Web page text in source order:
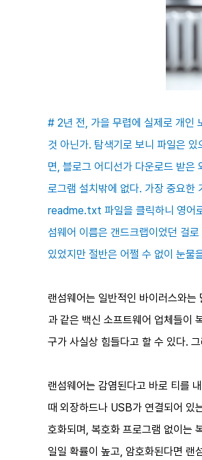
# 2년 전, 가을 무렵에 실제로 개인
것 아닌가. 탐색기로 보니 파일은
면, 블로그 어디선가 다운로드 받은
로그램 설치밖에 없다. 가장 중요한
readme.txt 파일을 클릭하니 영어
섬웨어 이름은 갠드크랩이었던 걸
있었지만 절반은 어쩔 수 없이 눈물
랜섬웨어는 일반적인 바이러스와
과 같은 백신 소프트웨어 업체들이
구가 사실상 힘들다고 할 수 있다.
랜섬웨어는 감염된다고 바로 티를
때 외장하드나 USB가 연결되어 있
호화되며, 복호화 프로그램 없이는
일일 확률이 높고, 암호화된다면